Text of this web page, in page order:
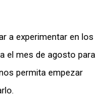
a experimentar en los
el mes de agosto para
permita empezar